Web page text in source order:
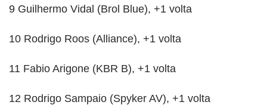
9 Guilhermo Vidal (Brol Blue), +1 volta
10 Rodrigo Roos (Alliance), +1 volta
11 Fabio Arigone (KBR B), +1 volta
12 Rodrigo Sampaio (Spyker AV), +1 volta